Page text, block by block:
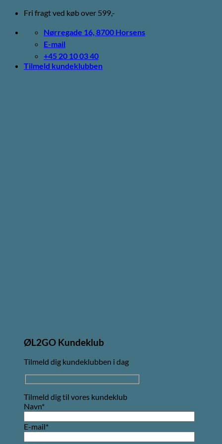
Fortsæt
indhold
Fri fragt ved køb over 599,-
Nørregade 16, 8700 Horsens
E-mail
+45 20 10 03 40
Tilmeld kundeklubben
ØL2GO Kundeklub
Tilmeld dig kundeklubben i dag
Tilmeld dig til vores kundeklub
Navn*
E-mail*